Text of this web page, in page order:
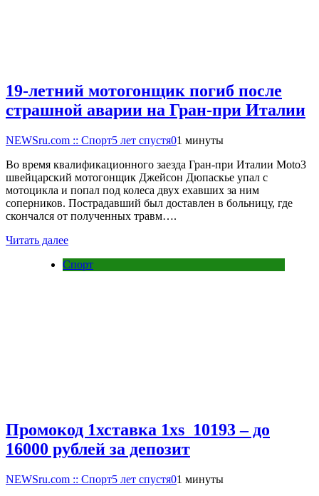
19-летний мотогонщик погиб после
страшной аварии на Гран-при Италии
NEWSru.com :: Спорт5 лет спустя01 минуты
Во время квалификационного заезда Гран-при Италии Moto3
швейцарский мотогонщик Джейсон Дюпаскье упал с
мотоцикла и попал под колеса двух ехавших за ним
соперников. Пострадавший был доставлен в больницу, где
скончался от полученных травм….
Читать далее
Спорт
Промокод 1хставка 1xs_10193 – до
16000 рублей за депозит
NEWSru.com :: Спорт5 лет спустя01 минуты